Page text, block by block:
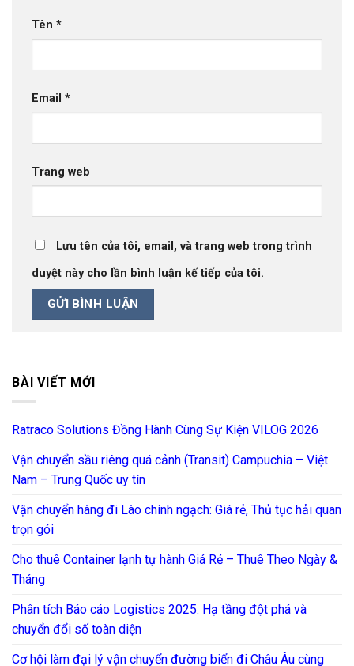
Tên *
Email *
Trang web
Lưu tên của tôi, email, và trang web trong trình
duyệt này cho lần bình luận kế tiếp của tôi.
BÀI VIẾT MỚI
Ratraco Solutions Đồng Hành Cùng Sự Kiện VILOG 2026
Vận chuyển sầu riêng quá cảnh (Transit) Campuchia – Việt
Nam – Trung Quốc uy tín
Vận chuyển hàng đi Lào chính ngạch: Giá rẻ, Thủ tục hải quan
trọn gói
Cho thuê Container lạnh tự hành Giá Rẻ – Thuê Theo Ngày &
Tháng
Phân tích Báo cáo Logistics 2025: Hạ tầng đột phá và
chuyển đổi số toàn diện
Cơ hội làm đại lý vận chuyển đường biển đi Châu Âu cùng